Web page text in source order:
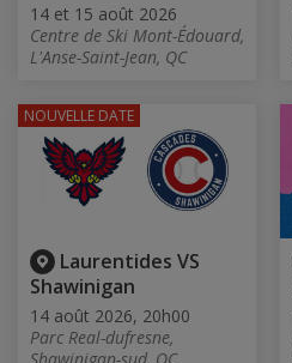
14 et 15 août 2026
Centre de Ski Mont-Édouard,
L'Anse-Saint-Jean, QC
Laurentides VS
Shawinigan
14 août 2026, 20h00
Parc Real-dufresne,
NOUVELLE DATE